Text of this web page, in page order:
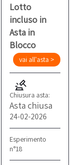
Lotto
incluso in
Asta in
Blocco
vai all'asta >
Chiusura asta:
Asta chiusa
24-02-2026
Esperimento
n°18